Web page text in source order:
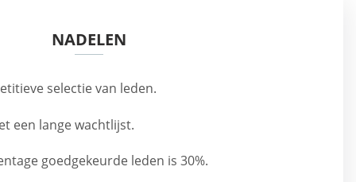
NADELEN
selectie van leden.
een lange wachtlijst.
goedgekeurde leden is 30%.